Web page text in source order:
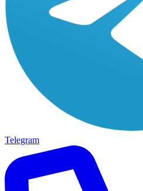
Telegram